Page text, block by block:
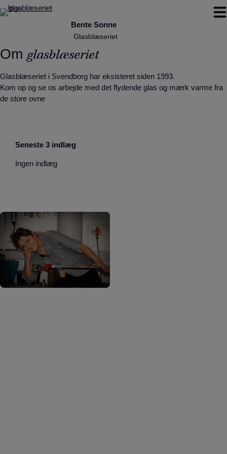
Hop
til
Om glasblæseriet
Glasblæseriet i Svendborg har eksisteret siden 1993.
Kom op og se os arbejde med det flydende glas og mærk varme fra
de store ovne
Seneste 3 indlæg
Ingen indlæg